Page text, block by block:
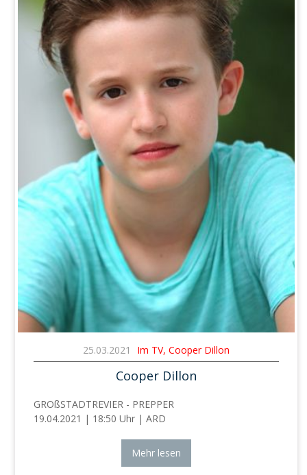
25.03.2021 Im TV, Cooper Dillon
Cooper Dillon
GROßSTADTREVIER - PREPPER
19.04.2021 | 18:50 Uhr | ARD
Mehr lesen